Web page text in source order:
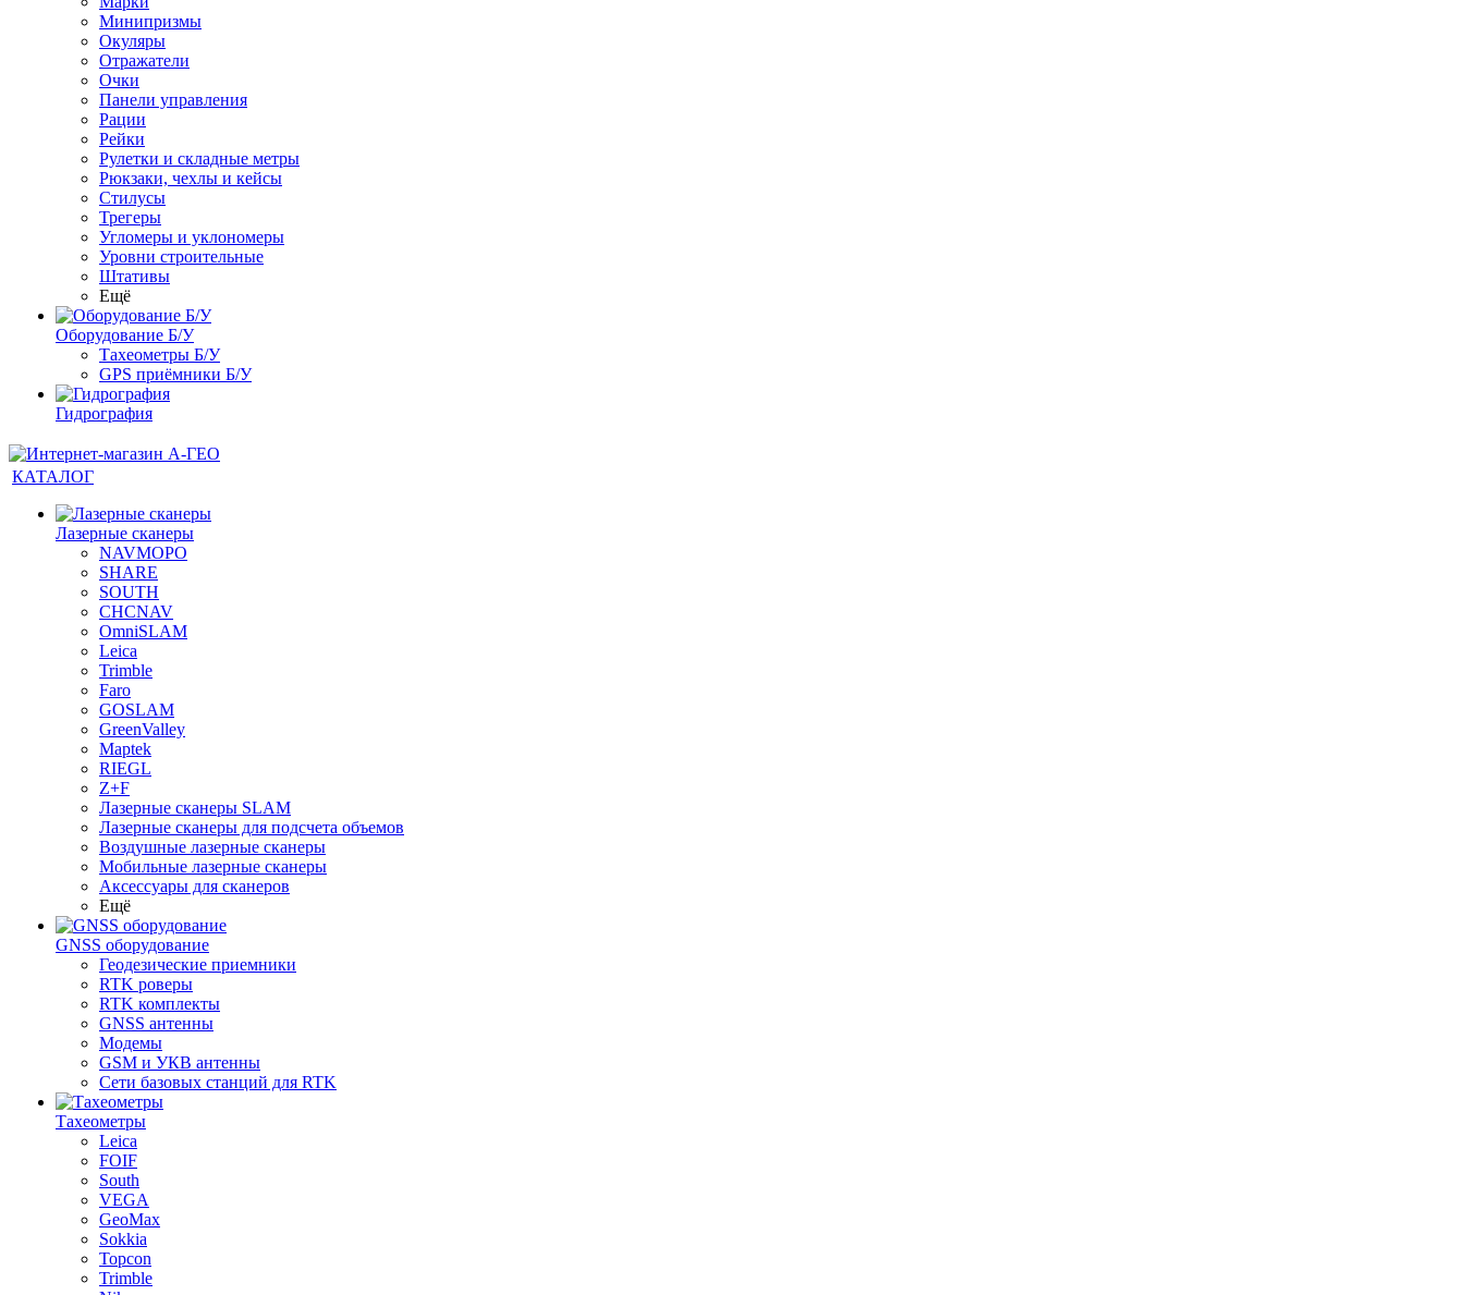
Минипризмы
Окуляры
Отражатели
Очки
Панели управления
Рации
Рейки
Рулетки и складные метры
Рюкзаки, чехлы и кейсы
Стилусы
Трегеры
Угломеры и уклономеры
Уровни строительные
Штативы
Ещё
Оборудование Б/У
Тахеометры Б/У
GPS приёмники Б/У
Гидрография
КАТАЛОГ
Лазерные сканеры
NAVMOPO
SHARE
SOUTH
CHCNAV
OmniSLAM
Leica
Trimble
Faro
GOSLAM
GreenValley
Maptek
RIEGL
Z+F
Лазерные сканеры SLAM
Лазерные сканеры для подсчета объемов
Воздушные лазерные сканеры
Мобильные лазерные сканеры
Аксессуары для сканеров
Ещё
GNSS оборудование
Геодезические приемники
RTK роверы
RTK комплекты
GNSS антенны
Модемы
GSM и УКВ антенны
Сети базовых станций для RTK
Тахеометры
Leica
FOIF
South
VEGA
GeoMax
Sokkia
Topcon
Trimble